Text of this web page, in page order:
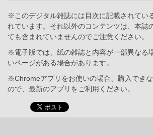
※このデジタル雑誌には目次に記載されてい
れています。それ以外のコンテンツは、本誌
ても含まれていませんのでご注意ください。
※電子版では、紙の雑誌と内容が一部異なる
いページがある場合があります。
※Chromeアプリをお使いの場合、購入でき
ので、最新のアプリをご利用ください。